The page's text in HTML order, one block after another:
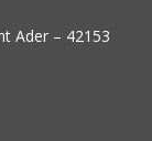
Ader – 42153